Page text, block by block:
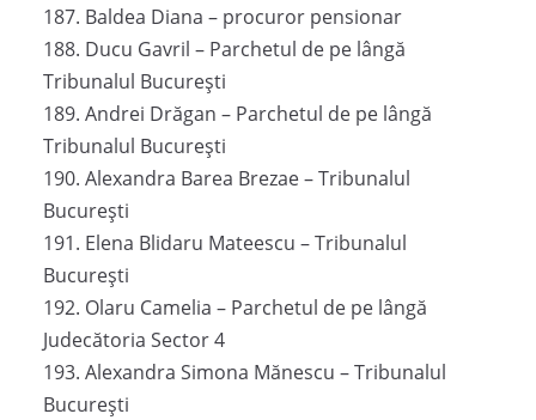
187. Baldea Diana – procuror pensionar
188. Ducu Gavril – Parchetul de pe lângă
Tribunalul București
189. Andrei Drăgan – Parchetul de pe lângă
Tribunalul București
190. Alexandra Barea Brezae – Tribunalul
București
191. Elena Blidaru Mateescu – Tribunalul
București
192. Olaru Camelia – Parchetul de pe lângă
Judecătoria Sector 4
193. Alexandra Simona Mănescu – Tribunalul
București